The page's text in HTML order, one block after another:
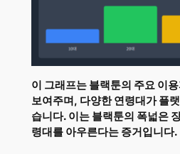
이 그래프는 블랙툰의 주요 이
보여주며, 다양한 연령대가 플
습니다. 이는 블랙툰의 폭넓은
령대를 아우른다는 증거입니다.